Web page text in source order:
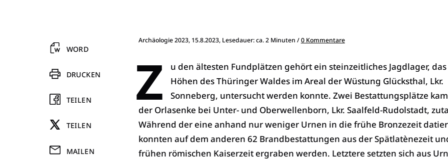
Archäologie 2023, 15.8.2023, Lesedauer: ca. 2 Minuten /0 Kommentare
Z
u den ältesten Fundplätzen gehört ein steinzeitliches Jagdlager,
Höhen des Thüringer Waldes im Areal der Wüstung Glücksthal, Lkr.
Sonneberg, untersucht werden konnte. Zwei Bestattungsplätze
der Orlasenke bei Unter- und Oberwellenborn, Lkr. Saalfeld-Rudolstadt,
Während der eine anhand nur weniger Urnen in die frühe Bronzezeit
konnten auf dem anderen 62 Brandbestattungen aus der Spätlatènezeit
frühen römischen Kaiserzeit ergraben werden. Letztere setzten sich aus
WORD
DRUCKEN
TEILEN
TEILEN
MAILEN